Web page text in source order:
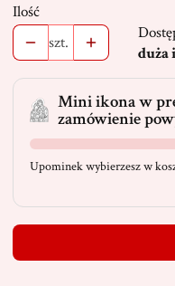
Ilość
szt.
duża
Mini ikona w
zamówienie
Upominek wybierzesz w